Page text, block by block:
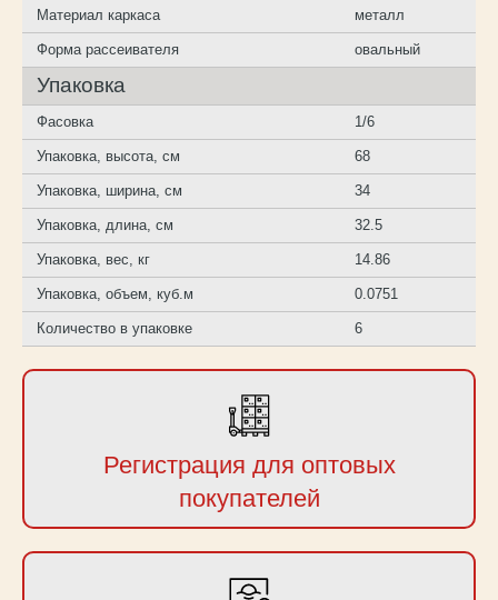
Материал каркаса металл
Форма рассеивателя овальный
Упаковка
Фасовка 1/6
Упаковка, высота, см 68
Упаковка, ширина, см 34
Упаковка, длина, см 32.5
Упаковка, вес, кг 14.86
Упаковка, объем, куб.м 0.0751
Количество в упаковке 6
Регистрация для оптовых
покупателей